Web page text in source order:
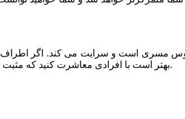
مسری است و سرایت می کند. اگر اطراف
بهتر است با افرادی معاشرت کنید که مثبت هستند و به بدبینی های شما دامن نمی زنند. تمام افراد منفی را که به شما کمک نمی کنند رها کنید و ببینید که چقدر زندگی شما زیباتر می شود.